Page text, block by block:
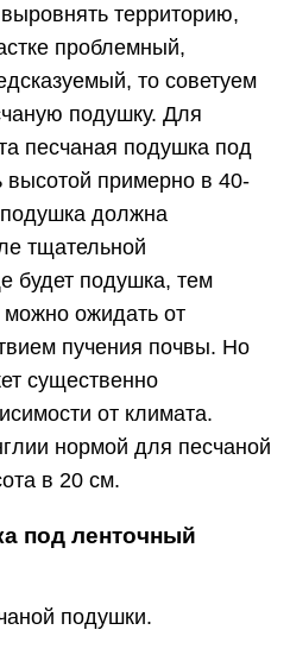
территорию,
проблемный,
то советуем
подушку. Для
песчаная подушка под
примерно в 40-
должна
тщательной
будет подушка, тем
ожидать от
пучения почвы. Но
существенно
от климата.
нормой для песчаной
в 20 см.
под ленточный
подушки.